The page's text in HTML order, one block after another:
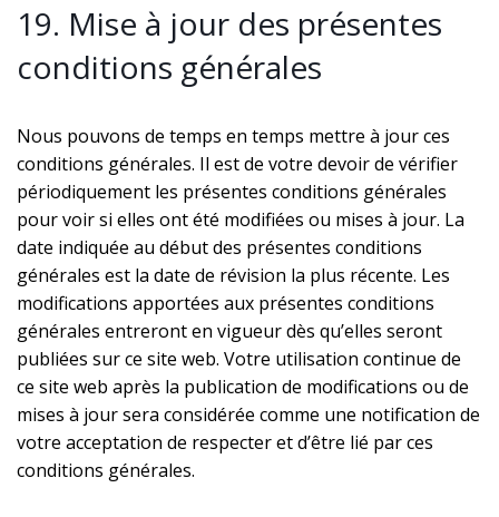
19. Mise à jour des présentes
conditions générales
Nous pouvons de temps en temps mettre à jour ces
conditions générales. Il est de votre devoir de vérifier
périodiquement les présentes conditions générales
pour voir si elles ont été modifiées ou mises à jour. La
date indiquée au début des présentes conditions
générales est la date de révision la plus récente. Les
modifications apportées aux présentes conditions
générales entreront en vigueur dès qu’elles seront
publiées sur ce site web. Votre utilisation continue de
ce site web après la publication de modifications ou de
mises à jour sera considérée comme une notification de
votre acceptation de respecter et d’être lié par ces
conditions générales.